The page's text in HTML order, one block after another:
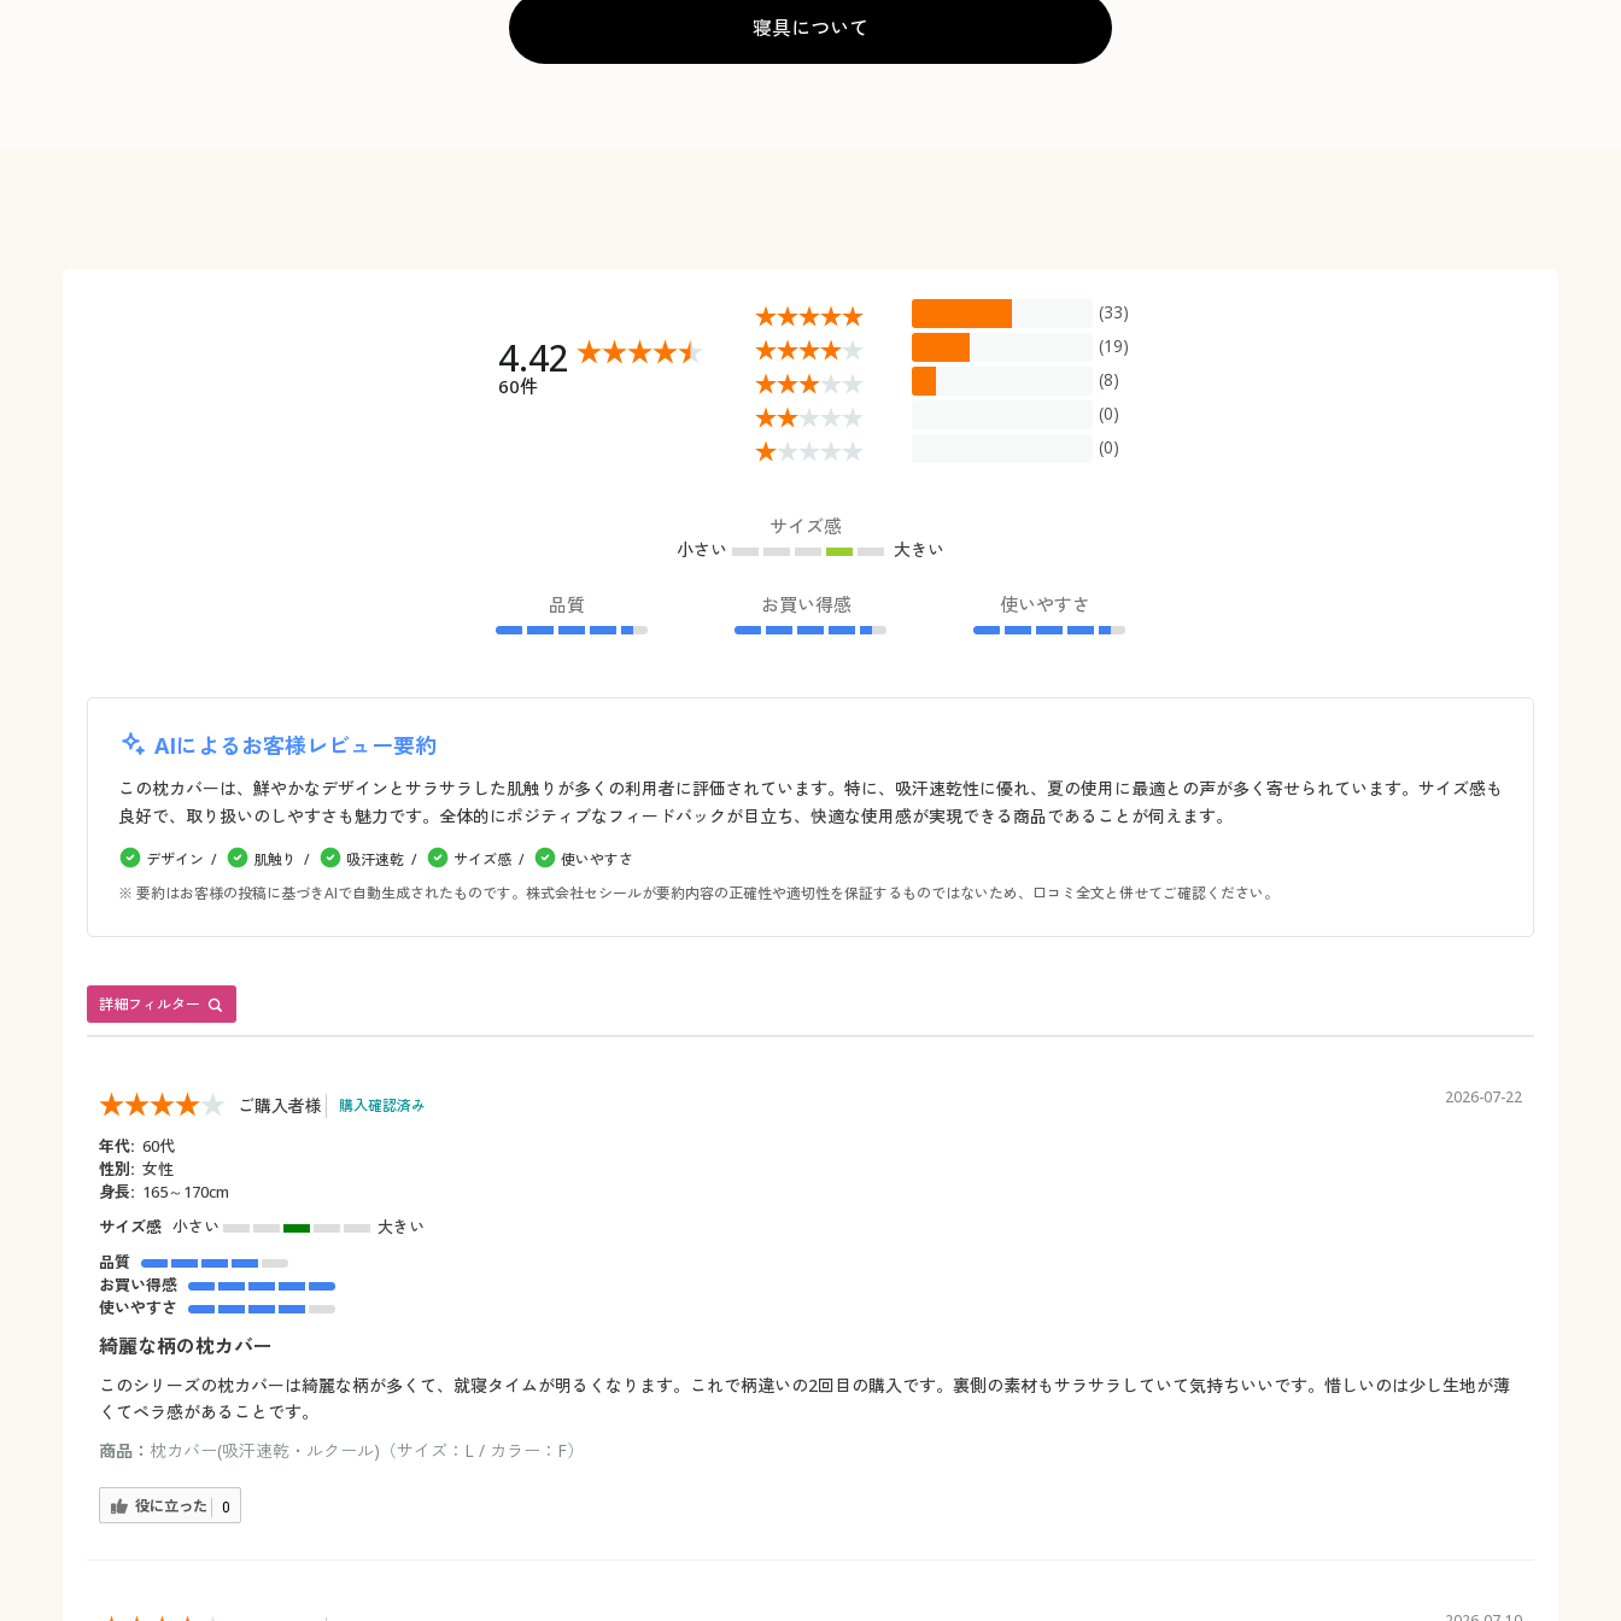
寝具について
4.42
60件
(33)
(19)
(8)
(0)
(0)
サイズ感
小さい 大きい
品質 お買い得感 使いやすさ
AIによるお客様レビュー要約
この枕カバーは、鮮やかなデザインとサラサラした肌触りが多くの利用者に評価されています。特に、吸汗速乾性に優れ、夏の使用に最適との声が多く寄せられています。サイズ感も
良好で、取り扱いのしやすさも魅力です。全体的にポジティブなフィードバックが目立ち、快適な使用感が実現できる商品であることが伺えます。
デザイン 肌触り 吸汗速乾 サイズ感
使いやすさ
※ 要約はお客様の投稿に基づきAIで自動生成されたものです。株式会社セシールが要約内容の正確性や適切性を保証するものではないため、口コミ全文と併せてご確認ください。
詳細フィルター
ご購入者様 購入確認済み 2026-07-22
年代: 60代
性別: 女性
身長: 165～170cm
サイズ感 小さい
大きい
品質
お買い得感
使いやすさ
綺麗な柄の枕カバー
このシリーズの枕カバーは綺麗な柄が多くて、就寝タイムが明るくなります。これで柄違いの2回目の購入です。裏側の素材もサラサラしていて気持ちいいです。惜しいのは少し生地が薄
くてペラ感があることです。
商品： 枕カバー(吸汗速乾・ルクール)（サイズ：L / カラー：F）
役に立った 0